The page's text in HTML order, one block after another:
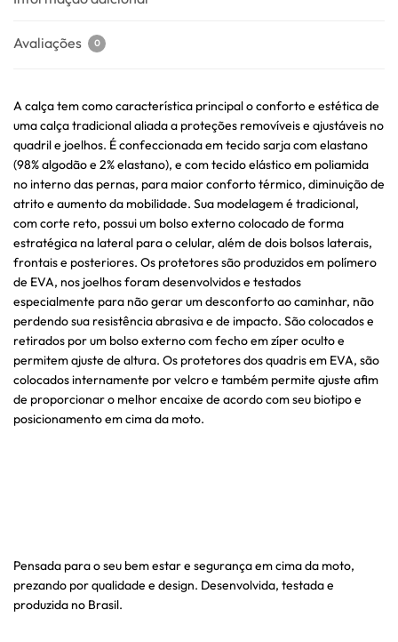
Avaliações 0
A calça tem como característica principal o conforto e estética de
uma calça tradicional aliada a proteções removíveis e ajustáveis no
quadril e joelhos. É confeccionada em tecido sarja com elastano
(98% algodão e 2% elastano), e com tecido elástico em poliamida
no interno das pernas, para maior conforto térmico, diminuição de
atrito e aumento da mobilidade. Sua modelagem é tradicional,
com corte reto, possui um bolso externo colocado de forma
estratégica na lateral para o celular, além de dois bolsos laterais,
frontais e posteriores. Os protetores são produzidos em polímero
de EVA, nos joelhos foram desenvolvidos e testados
especialmente para não gerar um desconforto ao caminhar, não
perdendo sua resistência abrasiva e de impacto. São colocados e
retirados por um bolso externo com fecho em zíper oculto e
permitem ajuste de altura. Os protetores dos quadris em EVA, são
colocados internamente por velcro e também permite ajuste afim
de proporcionar o melhor encaixe de acordo com seu biotipo e
posicionamento em cima da moto.
Pensada para o seu bem estar e segurança em cima da moto,
prezando por qualidade e design. Desenvolvida, testada e
produzida no Brasil.